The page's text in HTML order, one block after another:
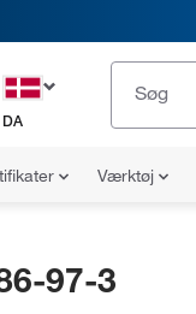
DA
Værktøj
97-3